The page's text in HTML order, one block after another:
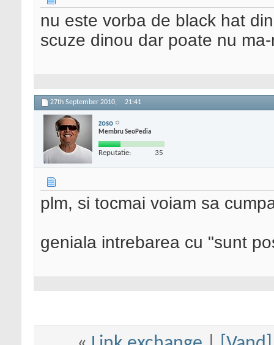
nu este vorba de black hat
scuze dinou dar poate nu
27th September 2010, 21:41
zoso
Membru SeoPedia
Reputatie: 35
plm, si tocmai voiam sa
geniala intrebarea cu "sunt